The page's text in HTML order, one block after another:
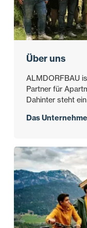
Über uns
ALMDORFBAU
Partner für
Dahinter steht
Das